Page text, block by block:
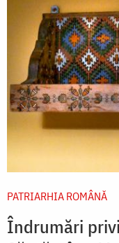
PATRIARHIA ROMÂNĂ
Îndrumări